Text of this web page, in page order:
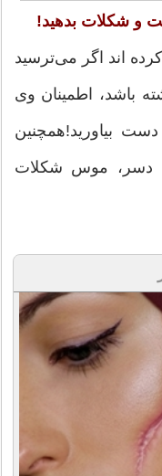
و شکلات بدهید!
اند اگر می‌ترسید
باشد، اطمینان وی
بیاورید!همچنین
دسر، موس شکلات